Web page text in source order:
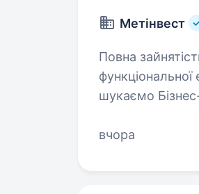
Метінвест
Повна зайнятість.
шукаємо
вчора